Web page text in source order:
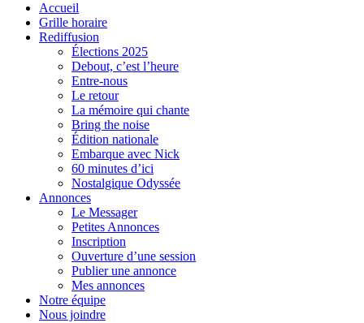
Accueil
Grille horaire
Rediffusion
Élections 2025
Debout, c’est l’heure
Entre-nous
Le retour
La mémoire qui chante
Bring the noise
Édition nationale
Embarque avec Nick
60 minutes d’ici
Nostalgique Odyssée
Annonces
Le Messager
Petites Annonces
Inscription
Ouverture d’une session
Publier une annonce
Mes annonces
Notre équipe
Nous joindre